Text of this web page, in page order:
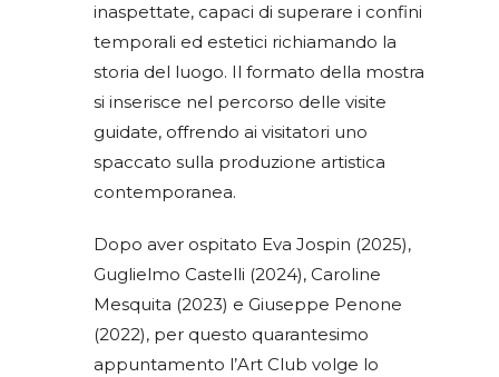
inaspettate, capaci di superare i confini
temporali ed estetici richiamando la
storia del luogo. Il formato della mostra
si inserisce nel percorso delle visite
guidate, offrendo ai visitatori uno
spaccato sulla produzione artistica
contemporanea.
Dopo aver ospitato Eva Jospin (2025),
Guglielmo Castelli (2024), Caroline
Mesquita (2023) e Giuseppe Penone
(2022), per questo quarantesimo
appuntamento l’Art Club volge lo